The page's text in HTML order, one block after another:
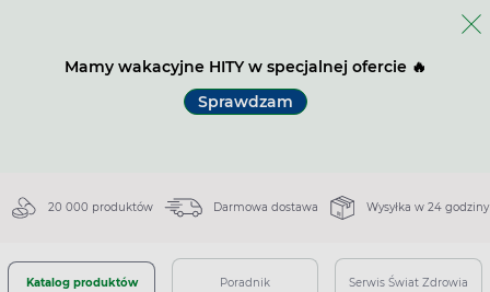
Mamy wakacyjne HITY w specjalnej ofercie 🔥
Sprawdzam
20 000 produktów Darmowa dostawa Wysyłka w 24 godziny
Katalog produktów Poradnik Serwis Świat Zdrowia